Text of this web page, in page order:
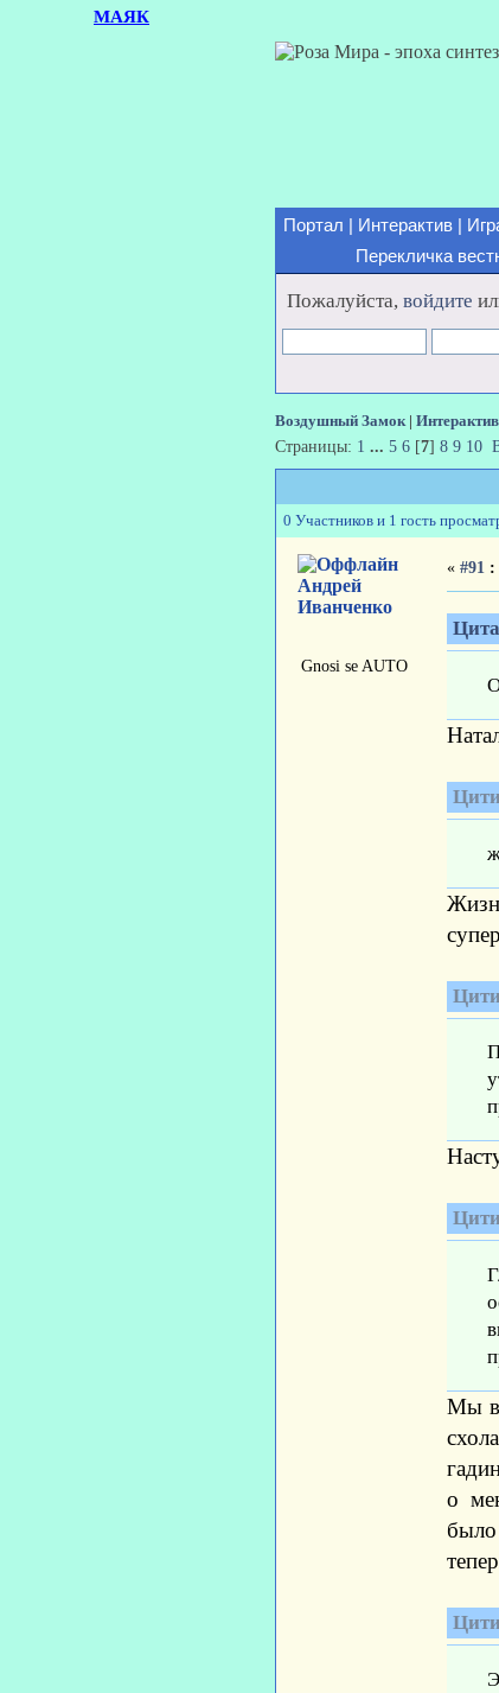
МАЯК
Портал Интерактив|
Перекличка
Пожалуйста, войдите
Воздушный Замок|
Страницы: 1 ... 5 6 [7] 8 9 10
0 Участников и 1 гость
Андрей
Иванченко
Gnosi se AUTO
« #91 :
Мы
о